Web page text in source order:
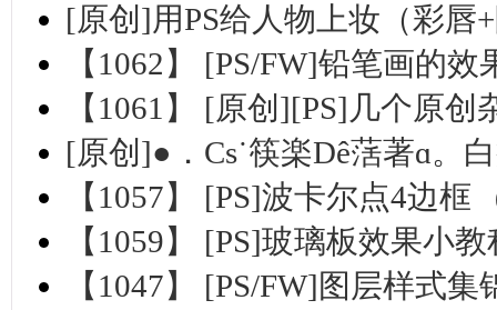
[原创]用PS给人物上妆（彩唇
【1062】 [PS/FW]铅笔画的效
【1061】 [原创][PS]几个原创
[原创]●．Сs˙筷楽Dê萿著ɑ。
【1057】 [PS]波卡尔点4边框
【1059】 [PS]玻璃板效果小
【1047】 [PS/FW]图层样式